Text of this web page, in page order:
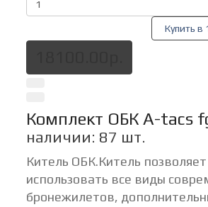
Купить в
Комплект ОБК A-tacs
наличии: 87 шт.
Китель ОБК.Китель позволяет
использовать все виды
бронежилетов,